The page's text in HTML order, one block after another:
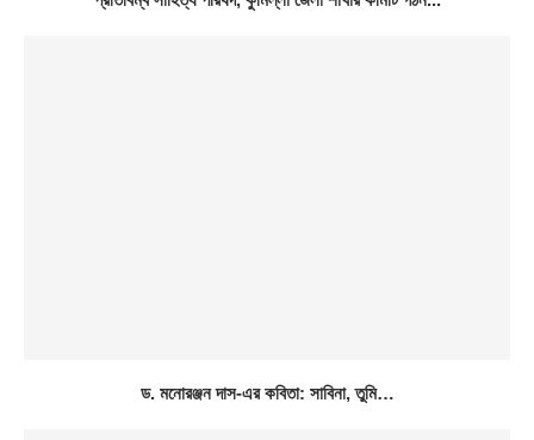
ড. মনোরঞ্জন দাস-এর কবিতা: সাবিনা, তুমি…